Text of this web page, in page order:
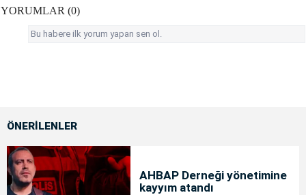
YORUMLAR (0)
Bu habere ilk yorum yapan sen ol.
ÖNERİLENLER
AHBAP Derneği yönetimine
kayyım atandı